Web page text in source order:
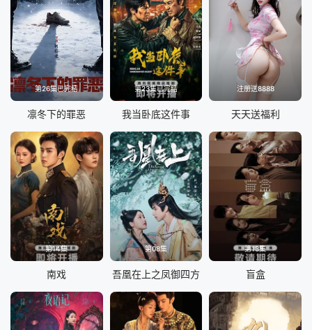
第26集已完结
凛冬下的罪恶
第23集已完结
我当卧底这件事
注册送8888
天天送福利
第14集
南戏
第08集
吾凰在上之凤御四方
第13集
盲盒